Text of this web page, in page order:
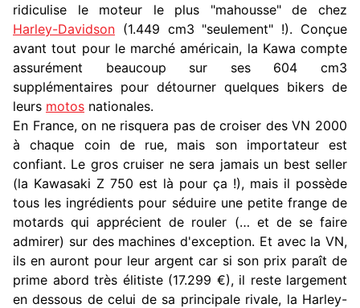
ridiculise le moteur le plus "mahousse" de chez
Harley-Davidson (1.449 cm3 "seulement" !). Conçue
avant tout pour le marché américain, la Kawa compte
assurément beaucoup sur ses 604 cm3
supplémentaires pour détourner quelques bikers de
leurs motos nationales.
En France, on ne risquera pas de croiser des VN 2000
à chaque coin de rue, mais son importateur est
confiant. Le gros cruiser ne sera jamais un best seller
(la Kawasaki Z 750 est là pour ça !), mais il possède
tous les ingrédients pour séduire une petite frange de
motards qui apprécient de rouler (… et de se faire
admirer) sur des machines d'exception. Et avec la VN,
ils en auront pour leur argent car si son prix paraît de
prime abord très élitiste (17.299 €), il reste largement
en dessous de celui de sa principale rivale, la Harley-